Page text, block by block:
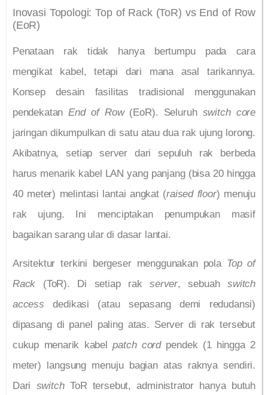
Inovasi Topologi: Top of Rack (ToR) vs End of Row
(EoR)
Penataan rak tidak hanya bertumpu pada cara
mengikat kabel, tetapi dari mana asal tarikannya.
Konsep desain fasilitas tradisional menggunakan
pendekatanEnd of Row(EoR). Seluruh switch core
jaringan dikumpulkan di satu atau dua rak ujung lorong.
Akibatnya, setiap server dari sepuluh rak berbeda
harus menarik kabel LAN yang panjang (bisa 20 hingga
40 meter) melintasi lantai angkat (raised floor) menuju
rak ujung. Ini menciptakan penumpukan masif
bagaikan sarang ular di dasar lantai.
Arsitektur terkini bergeser menggunakan pola Top of
Rack (ToR). Di setiap rakserver, sebuahswitch
access dedikasi (atau sepasang demi redudansi)
dipasang di panel paling atas. Server di rak tersebut
cukup menarik kabelpatch cordpendek (1 hingga 2
meter) langsung menuju bagian atas raknya sendiri.
Dari switchToR tersebut, administrator hanya butuh